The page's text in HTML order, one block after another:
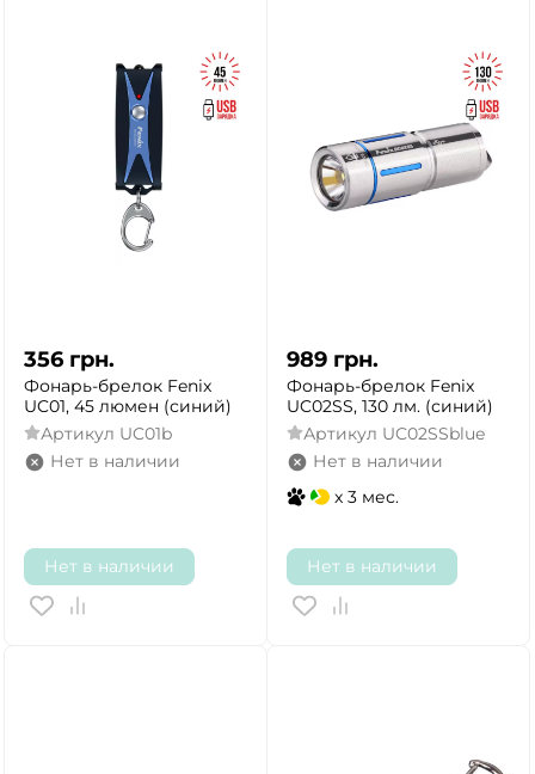
356 грн.
Фонарь-брелок Fenix
UC01, 45 люмен (синий)
Артикул UC01b
Нет в наличии
Нет в наличии
989 грн.
Фонарь-брелок Fenix
UC02SS, 130 лм. (синий)
Артикул UC02SSblue
Нет в наличии
x 3 мес.
Нет в наличии